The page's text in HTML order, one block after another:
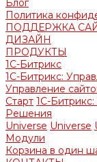
Блог
Политика
ПОДДЕРЖКА
ДИЗАЙН
ПРОДУКТЫ
1С-Битрикс
1С-Битрикс:
Управление
Старт 1С-
Решения
Universe Universe
Модули
Корзина в один